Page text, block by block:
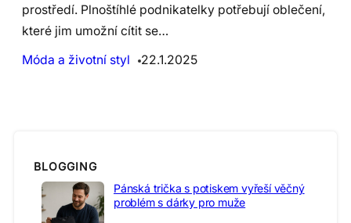
prostředí. Plnoštíhlé podnikatelky potřebují oblečení,
které jim umožní cítit se…
Móda a životní styl
22.1.2025
BLOGGING
Pánská trička s potiskem vyřeší věčný
problém s dárky pro muže